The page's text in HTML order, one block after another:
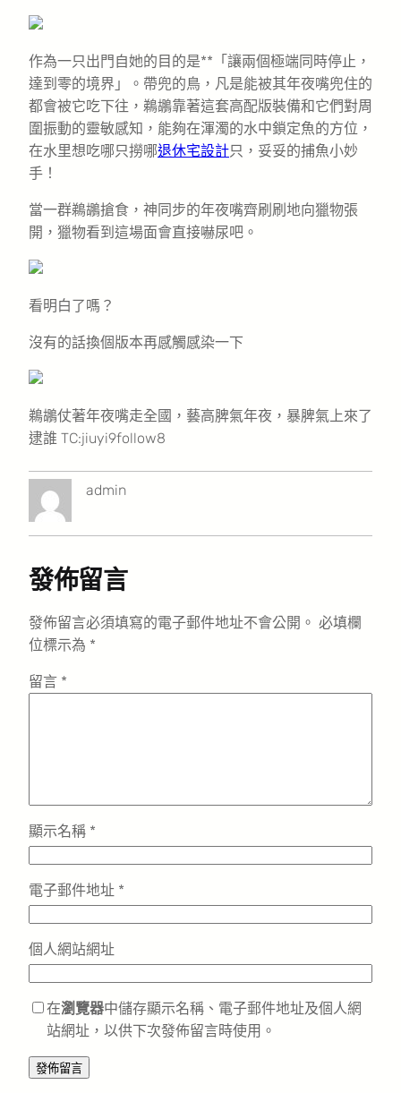
作為一只出門自她的目的是**「讓兩個極端同時停止，
達到零的境界」。帶兜的鳥，凡是能被其年夜嘴兜住的
都會被它吃下往，鵜鶘靠著這套高配版裝備和它們對周
圍振動的靈敏感知，能夠在渾濁的水中鎖定魚的方位，
在水里想吃哪只撈哪退休宅設計只，妥妥的捕魚小妙
手！
當一群鵜鶘搶食，神同步的年夜嘴齊刷刷地向獵物張
開，獵物看到這場面會直接嚇尿吧。
看明白了嗎？
沒有的話換個版本再感觸感染一下
鵜鶘仗著年夜嘴走全國，藝高脾氣年夜，暴脾氣上來了
逮誰 TC:jiuyi9follow8
admin
發佈留言
發佈留言必須填寫的電子郵件地址不會公開。 必填欄
位標示為 *
留言 *
顯示名稱 *
電子郵件地址 *
個人網站網址
在瀏覽器中儲存顯示名稱、電子郵件地址及個人網
站網址，以供下次發佈留言時使用。